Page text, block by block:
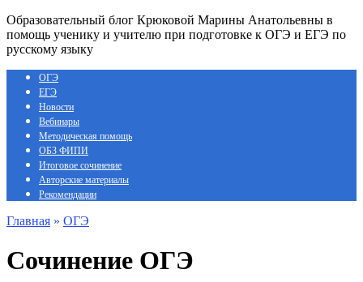
Образовательный блог Крюковой Марины Анатольевны в
помощь ученику и учителю при подготовке к ОГЭ и ЕГЭ по
русскому языку
ОГЭ
ЕГЭ
Новости
Вебинары
Методическая помощь
ОБЗ ФИПИ
Итоговое сочинение
Авторские материалы
Рекомендации
Главная » ОГЭ
Сочинение ОГЭ